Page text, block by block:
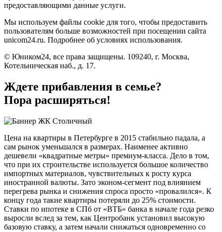
предоставляющими данные услуги.
Мы используем файлы cookie для того, чтобы предоставить
пользователям больше возможностей при посещении сайта
unicom24.ru. Подробнее об условиях использования.
© Юником24, все права защищены. 109240, г. Москва,
Котельническая наб., д. 17.
Ждете прибавления в семье?
Пора расширяться!
Цена на квартиры в Петербурге в 2015 стабильно падала, а
сам рынок уменьшался в размерах. Наименее активно
дешевели «квадратные метры» премиум-класса. Дело в том,
что при их строительстве используется большое количество
импортных материалов, чувствительных к росту курса
иностранной валюты. Зато эконом-сегмент под влиянием
перегрева рынка и снижения спроса просто «провалился». К
концу года такие квартиры потеряли до 25% стоимости.
Ставки по ипотеке в СПб от «ВТБ» банка в начале года резко
выросли вслед за тем, как Центробанк установил высокую
базовую ставку, а затем начали снижаться одновременно со